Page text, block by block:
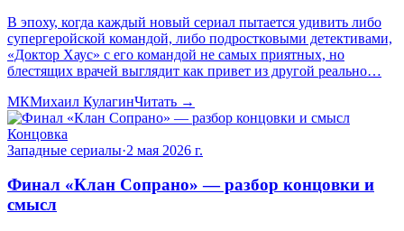
В эпоху, когда каждый новый сериал пытается удивить либо
супергеройской командой, либо подростковыми детективами,
«Доктор Хаус» с его командой не самых приятных, но
блестящих врачей выглядит как привет из другой реально…
МКМихаил КулагинЧитать →
Концовка
Западные сериалы·2 мая 2026 г.
Финал «Клан Сопрано» — разбор концовки и
смысл